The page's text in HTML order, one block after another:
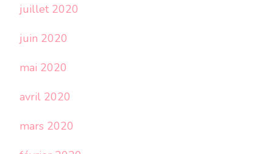
juillet 2020
juin 2020
mai 2020
avril 2020
mars 2020